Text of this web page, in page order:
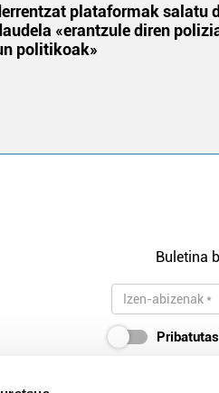
plataformak salatu
«erantzule diren
politikoak»
Buletina